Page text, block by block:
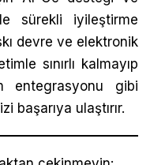
sürekli iyileştirme
devre ve elektronik
sınırlı kalmayıp
entegrasyonu gibi
başarıya ulaştırır.